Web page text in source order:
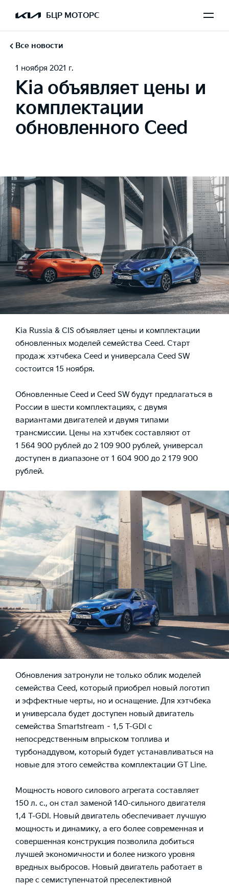
БЦР МОТОРС
Все новости
1 ноября 2021 г.
Kia объявляет цены и
комплектации
обновленного Ceed
Kia Russia & CIS объявляет цены и комплектации
обновленных моделей семейства Ceed. Старт
продаж хэтчбека Ceed и универсала Ceed SW
состоится 15 ноября.
Обновленные Ceed и Ceed SW будут предлагаться в
России в шести комплектациях, с двумя
вариантами двигателей и двумя типами
трансмиссии. Цены на хэтчбек составляют от
1 564 900 рублей до 2 109 900 рублей, универсал
доступен в диапазоне от 1 604 900 до 2 179 900
рублей.
Обновления затронули не только облик моделей
семейства Ceed, который приобрел новый логотип
и эффектные черты, но и оснащение. Для хэтчбека
и универсала будет доступен новый двигатель
семейства Smartstream – 1,5 T-GDI c
непосредственным впрыском топлива и
турбонаддувом, который будет устанавливаться на
новые для этого семейства комплектации GT Line.
Мощность нового силового агрегата составляет
150 л. с., он стал заменой 140-сильного двигателя
1,4 T-GDI. Новый двигатель обеспечивает лучшую
мощность и динамику, а его более современная и
совершенная конструкция позволила добиться
лучшей экономичности и более низкого уровня
вредных выбросов. Новый двигатель работает в
паре с семиступенчатой преселективной